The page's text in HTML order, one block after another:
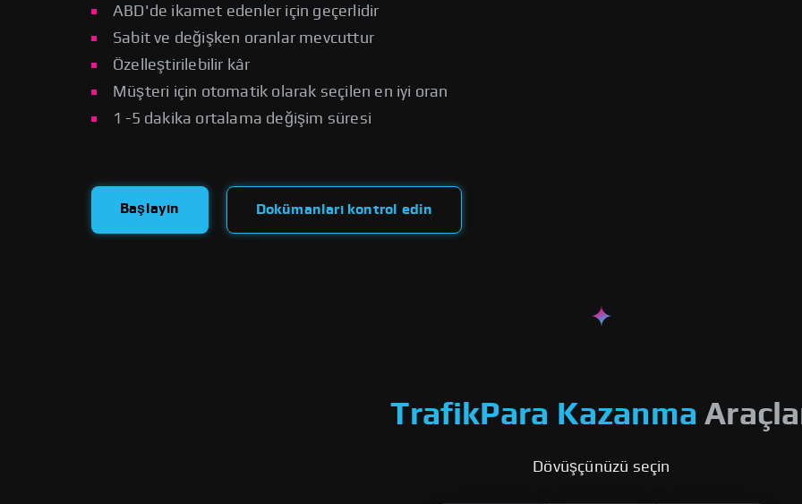
ABD'de ikamet edenler için geçerlidir
Sabit ve değişken oranlar mevcuttur
Özelleştirilebilir kâr
Müşteri için otomatik olarak seçilen en iyi oran
1 -5 dakika ortalama değişim süresi
Başlayın Dokümanları kontrol edin
TrafikPara Kazanma
Dövüşçünüzü seçin